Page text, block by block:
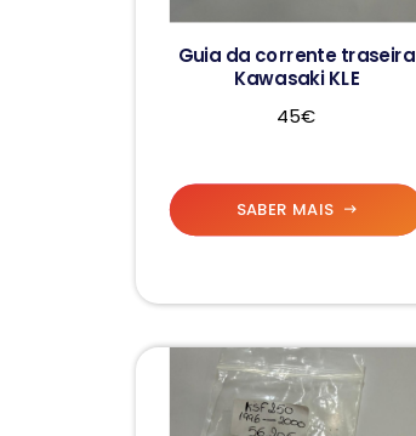
Guia da corrente traseira
Kawasaki KLE
45€
SABER MAIS